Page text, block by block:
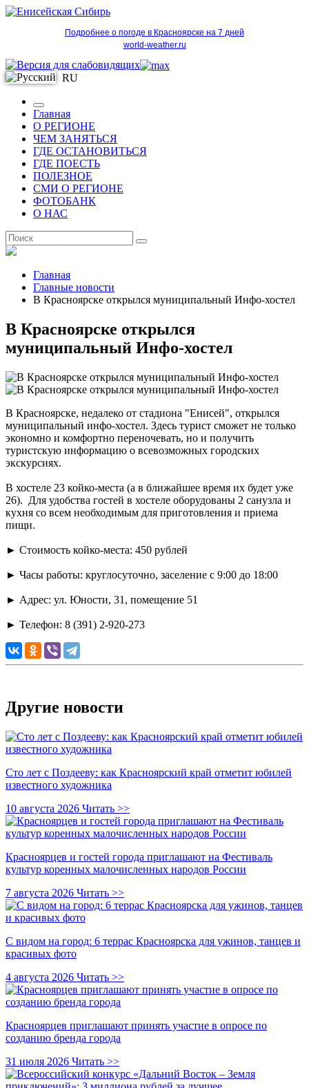
Подробнее о погоде в Красноярске на 7 дней
world-weather.ru
RU
Главная
О РЕГИОНЕ
ЧЕМ ЗАНЯТЬСЯ
ГДЕ ОСТАНОВИТЬСЯ
ГДЕ ПОЕСТЬ
ПОЛЕЗНОЕ
СМИ О РЕГИОНЕ
ФОТОБАНК
О НАС
Главная
Главные новости
В Красноярске открылся муниципальный Инфо-хостел
В Красноярске открылся
муниципальный Инфо-хостел
В Красноярске, недалеко от стадиона "Енисей", открылся
муниципальный инфо-хостел. Здесь турист сможет не только
экономно и комфортно переночевать, но и получить
туристскую информацию о всевозможных городских
экскурсиях.
В хостеле 23 койко-места (а в ближайшее время их будет уже
26). Для удобства гостей в хостеле оборудованы 2 санузла и
кухня со всем необходимым для приготовления и приема
пищи.
► Стоимость койко-места: 450 рублей
► Часы работы: круглосуточно, заселение с 9:00 до 18:00
► Адрес: ул. Юности, 31, помещение 51
► Телефон: 8 (391) 2-920-273
Другие новости
Сто лет с Поздееву: как Красноярский край отметит юбилей
известного художника
10 августа 2026 Читать >>
Красноярцев и гостей города приглашают на Фестиваль
культур коренных малочисленных народов России
7 августа 2026 Читать >>
С видом на город: 6 террас Красноярска для ужинов, танцев и
красивых фото
4 августа 2026 Читать >>
Красноярцев приглашают принять участие в опросе по
созданию бренда города
31 июля 2026 Читать >>